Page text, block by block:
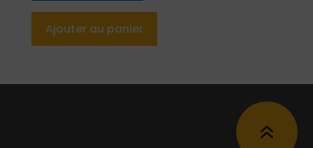
Ajouter au panier
6